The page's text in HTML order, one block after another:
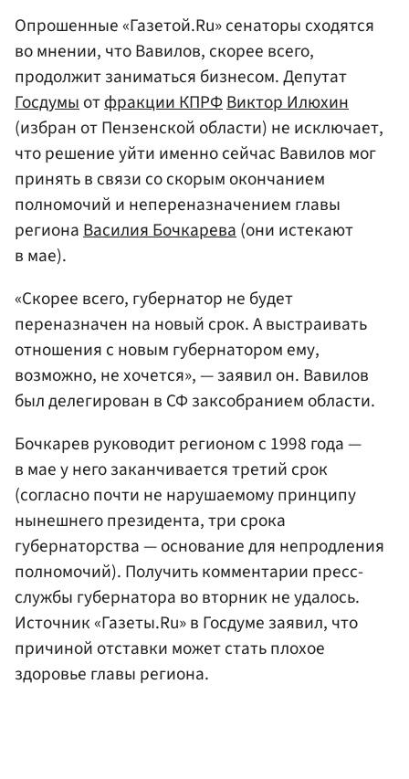
Опрошенные «Газетой.Ru» сенаторы сходятся
во мнении, что Вавилов, скорее всего,
продолжит заниматься бизнесом. Депутат
Госдумы отфракции КПРФВиктор Илюхин
(избран от Пензенской области) не исключает,
что решение уйти именно сейчас Вавилов мог
принять в связи со скорым окончанием
полномочий и непереназначением главы
региона Василия Бочкарева (они истекают
в мае).
«Скорее всего, губернатор не будет
переназначен на новый срок. А выстраивать
отношения с новым губернатором ему,
возможно, не хочется», — заявил он. Вавилов
был делегирован в СФ заксобранием области.
Бочкарев руководит регионом с 1998 года —
в мае у него заканчивается третий срок
(согласно почти не нарушаемому принципу
нынешнего президента, три срока
губернаторства — основание для непродления
полномочий). Получить комментарии пресс-
службы губернатора во вторник не удалось.
Источник «Газеты.Ru» в Госдуме заявил, что
причиной отставки может стать плохое
здоровье главы региона.